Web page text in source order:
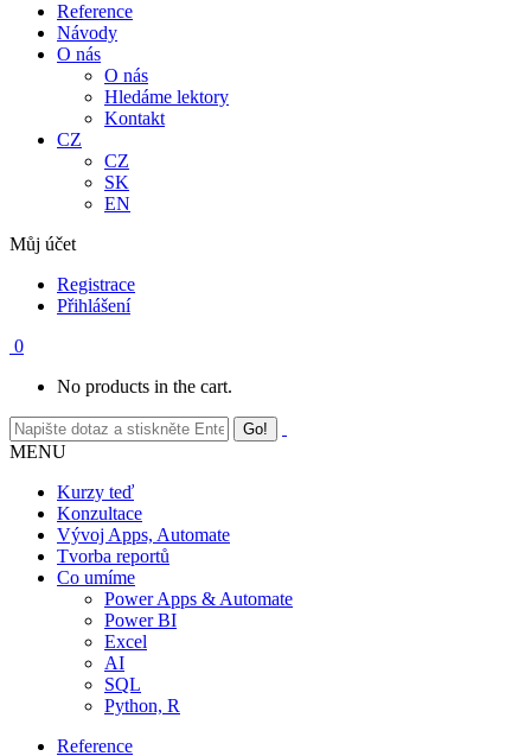
Reference
Návody
O nás
O nás
Hledáme lektory
Kontakt
CZ
CZ
SK
EN
Můj účet
Registrace
Přihlášení
0
No products in the cart.
MENU
Kurzy teď
Konzultace
Vývoj Apps, Automate
Tvorba reportů
Co umíme
Power Apps & Automate
Power BI
Excel
AI
SQL
Python, R
Reference